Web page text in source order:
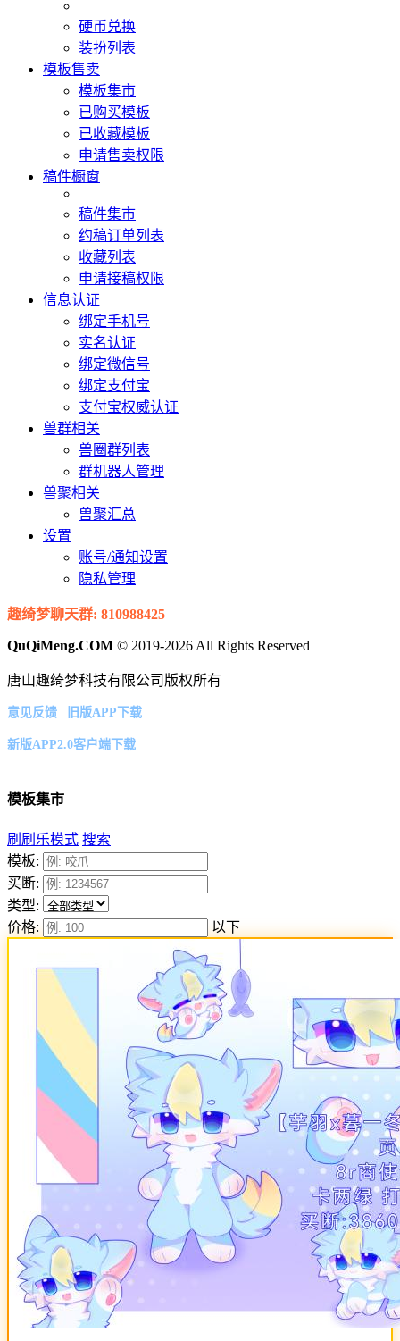
硬币兑换
装扮列表
模板售卖
模板集市
已购买模板
已收藏模板
申请售卖权限
稿件橱窗
稿件集市
约稿订单列表
收藏列表
申请接稿权限
信息认证
绑定手机号
实名认证
绑定微信号
绑定支付宝
支付宝权威认证
兽群相关
兽圈群列表
群机器人管理
兽聚相关
兽聚汇总
设置
账号/通知设置
隐私管理
趣绮梦聊天群: 810988425
QuQiMeng.COM © 2019-2026 All Rights Reserved
唐山趣绮梦科技有限公司版权所有
意见反馈 | 旧版APP下载
新版APP2.0客户端下载
模板集市
刷刷乐模式 搜索
模板:
买断:
类型:
价格:
以下